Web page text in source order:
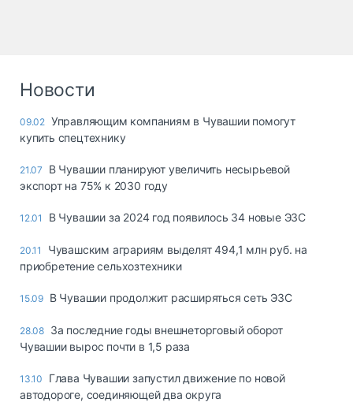
опасные грузы
страхование
Склады и
терминалы
Коммерческий
Автосервис,
Топливо, масла и
автохимия
Новости
09.02 Управляющим компаниям в Чувашии помогут
купить спецтехнику
21.07
В Чувашии планируют увеличить несырьевой
экспорт на 75% к 2030 году
12.01 В Чувашии за 2024 год появилось 34 новые ЭЗС
20.11
Чувашским аграриям выделят 494,1 млн руб. на
приобретение сельхозтехники
15.09 В Чувашии продолжит расширяться сеть ЭЗС
28.08 За последние годы внешнеторговый оборот
Чувашии вырос почти в 1,5 раза
13.10
Глава Чувашии запустил движение по новой
автодороге, соединяющей два округа